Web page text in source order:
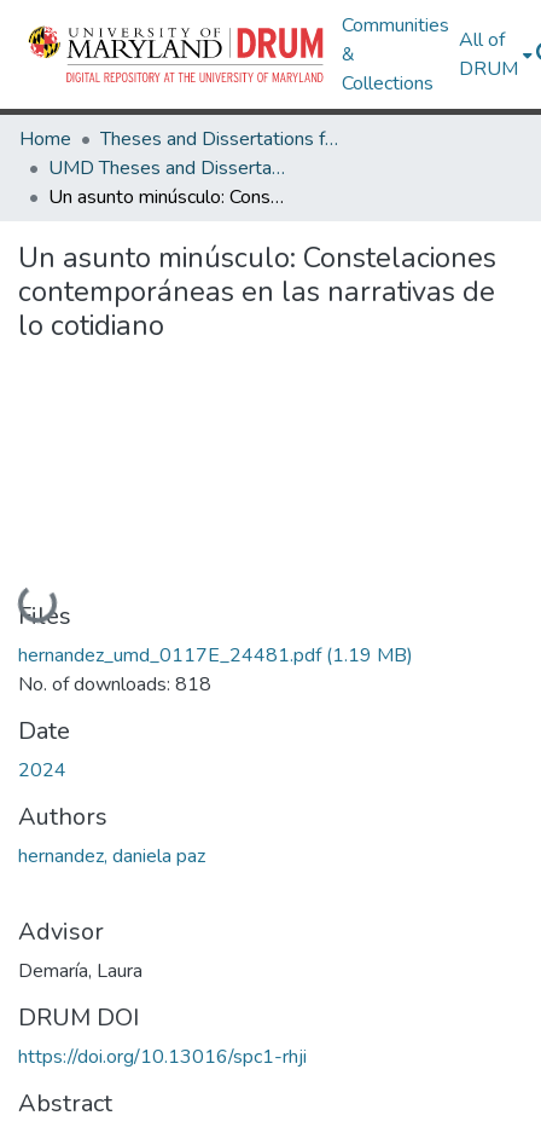
Communities
&
Collections
All of
DRUM
Home
Theses and Dissertations from UMD
UMD Theses and Dissertations
Un asunto minúsculo: Constelaciones contemporáneas en las narrativas de lo cotidiano
Un asunto minúsculo: Constelaciones
contemporáneas en las narrativas de
lo cotidiano
Loading...
Files
hernandez_umd_0117E_24481.pdf(1.19 MB)
No. of downloads: 818
Date
2024
Authors
hernandez, daniela paz
Advisor
Demaría, Laura
DRUM DOI
https://doi.org/10.13016/spc1-rhji
Abstract